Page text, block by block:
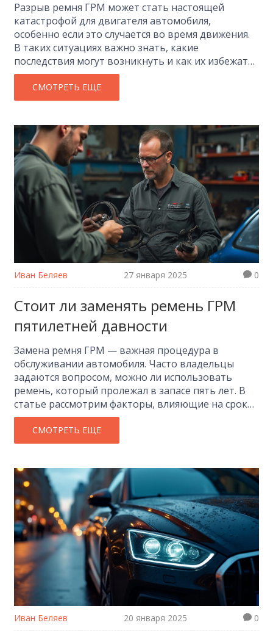
Разрыв ремня ГРМ может стать настоящей
катастрофой для двигателя автомобиля,
особенно если это случается во время движения.
В таких ситуациях важно знать, какие
последствия могут возникнуть и как их избежать.
В статье обсуждаем, как правильно проводить
замену ремня, чтобы избежать неприятностей, и
какие полезные советы помогут продлить срок
опыта, эти знания помогут уберечь ваш
автомобиль от серьезных поломок.
СМОТРЕТЬ ЕЩЕ
Иван Беляев 27 января 2025 0
Стоит ли заменять ремень ГРМ
пятилетней давности
Замена ремня ГРМ — важная процедура в
обслуживании автомобиля. Часто владельцы
задаются вопросом, можно ли использовать
ремень, который пролежал в запасе пять лет. В
статье рассмотрим факторы, влияющие на срок
службы ремня ГРМ и что делать с ремнем,
который больше пяти лет. Также обсудим
возможные последствия поздней замены ремня и
СМОТРЕТЬ ЕЩЕ
Иван Беляев 20 января 2025 0